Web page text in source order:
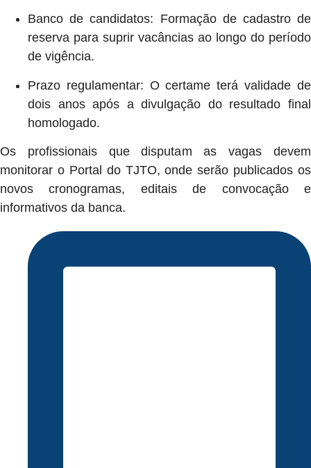
Banco de candidatos: Formação de cadastro de
reserva para suprir vacâncias ao longo do período
de vigência.
Prazo regulamentar: O certame terá validade de
dois anos após a divulgação do resultado final
homologado.
Os profissionais que disputam as vagas devem
monitorar o Portal do TJTO, onde serão publicados os
novos cronogramas, editais de convocação e
informativos da banca.